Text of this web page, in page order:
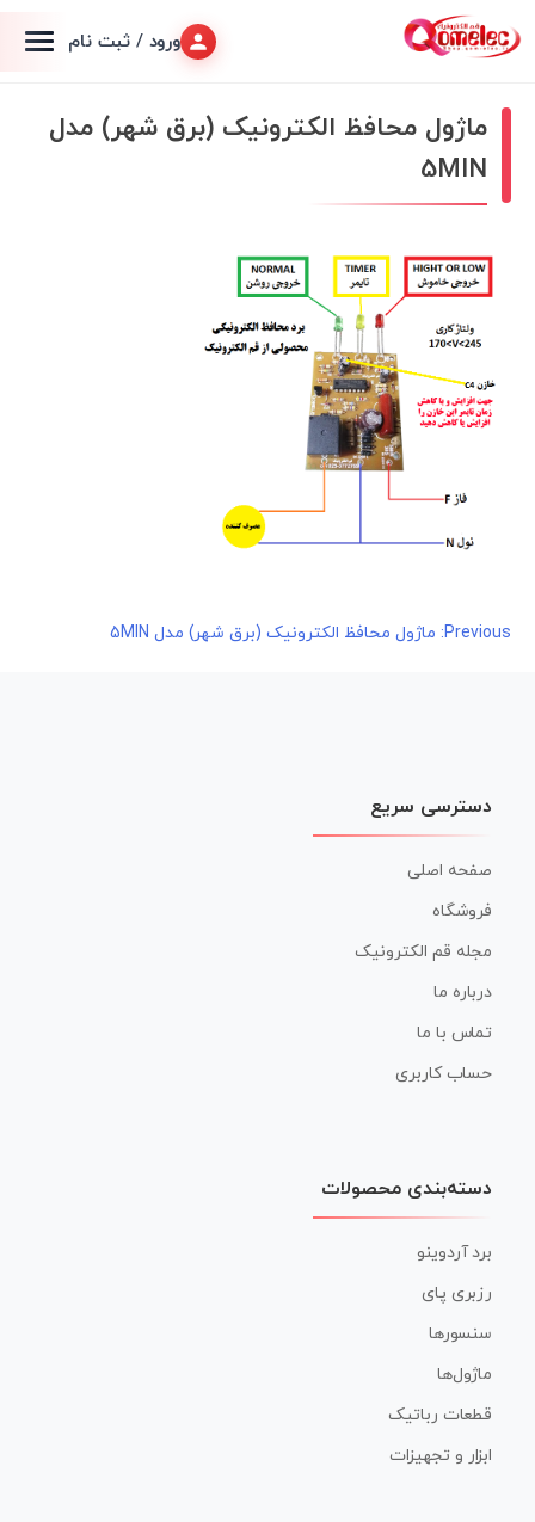
ورود / ثبت نام
ماژول محافظ الکترونیک (برق شهر) مدل
5MIN
راهبری
Previous: ماژول محافظ الکترونیک (برق شهر) مدل 5MIN
دسترسی سریع
صفحه اصلی
فروشگاه
مجله قم الکترونیک
درباره ما
تماس با ما
حساب کاربری
دسته‌بندی محصولات
برد آردوینو
رزبری پای
سنسورها
ماژول‌ها
قطعات رباتیک
ابزار و تجهیزات